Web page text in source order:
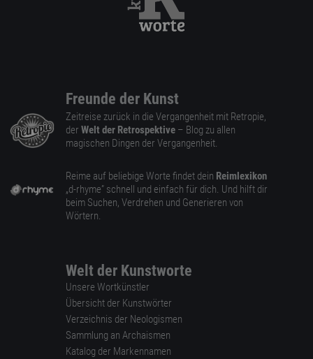
Freunde der Kunst
Zeitreise zurück in die Vergangenheit mit Retropie,
der Welt der Retrospektive – Blog zu allen
magischen Dingen der Vergangenheit.
Reime auf beliebige Worte findet dein Reimlexikon
„d-rhyme” schnell und einfach für dich. Und hilft dir
beim Suchen, Verdrehen und Generieren von
Wörtern.
Welt der Kunstworte
Unsere Wortkünstler
Übersicht der Kunstwörter
Verzeichnis der Neologismen
Sammlung an Archaismen
Katalog der Markennamen